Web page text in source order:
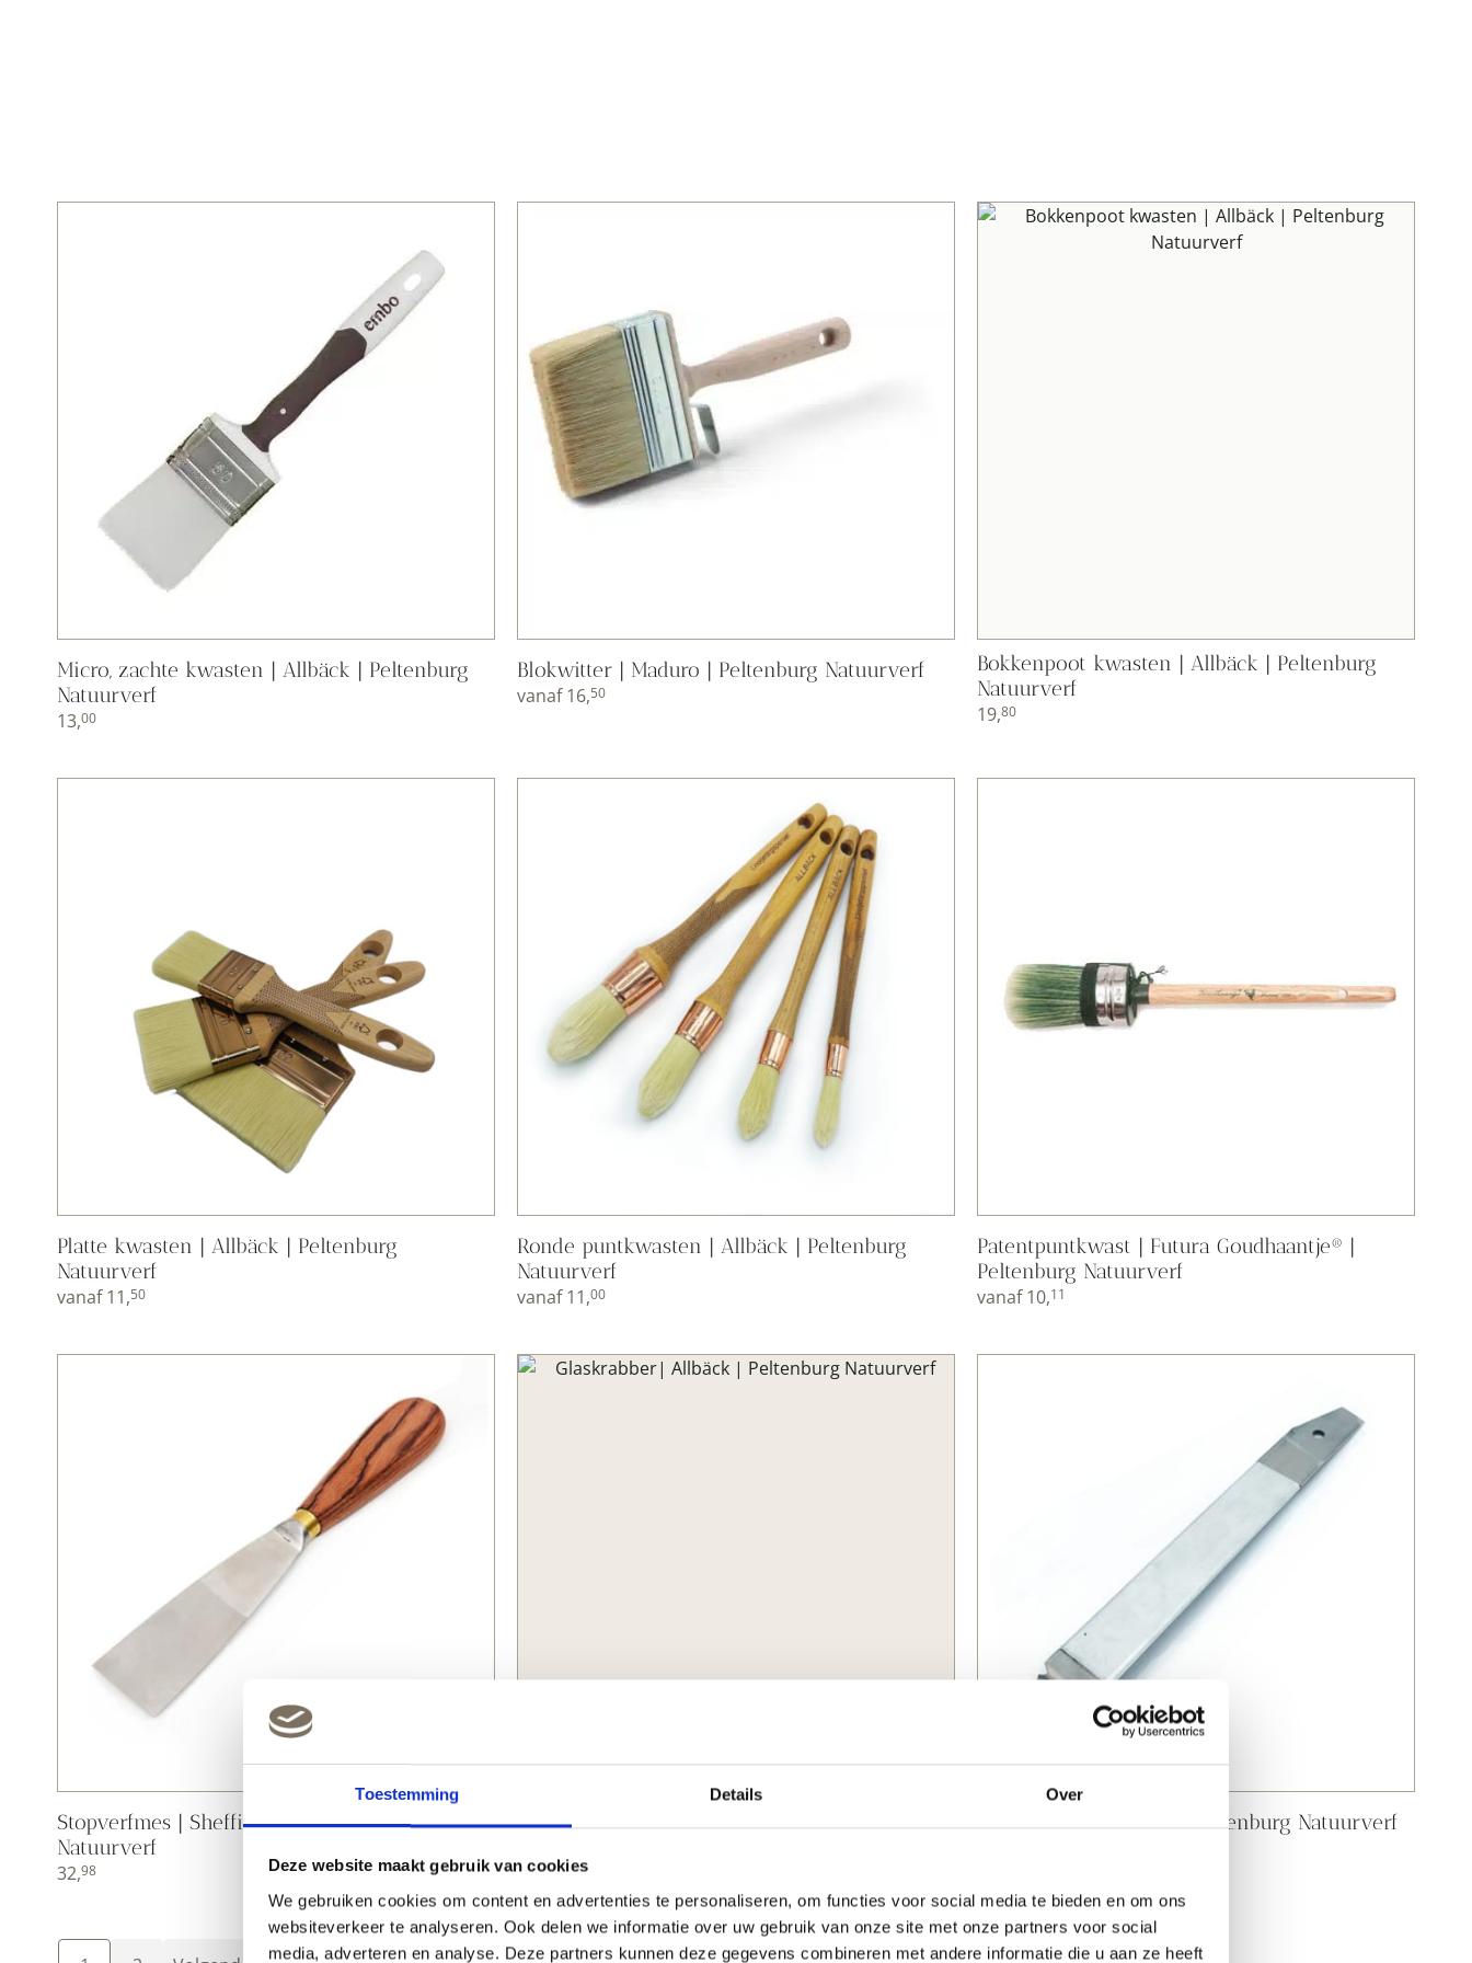
Toestemming Details Over
Deze website maakt gebruik van cookies
We gebruiken cookies om content en advertenties te personaliseren, om functies voor social media te bieden en om ons
websiteverkeer te analyseren. Ook delen we informatie over uw gebruik van onze site met onze partners voor social
media, adverteren en analyse. Deze partners kunnen deze gegevens combineren met andere informatie die u aan ze heeft
Micro, zachte kwasten | Allbäck | Peltenburg
Natuurverf
13,00
Blokwitter | Maduro | Peltenburg Natuurverf
vanaf16,50
Bokkenpoot kwasten | Allbäck | Peltenburg
Natuurverf
19,80
Platte kwasten | Allbäck | Peltenburg
Natuurverf
vanaf11,50
Ronde puntkwasten | Allbäck | Peltenburg
Natuurverf
vanaf11,00
Patentpuntkwast | Futura Goudhaantje® |
Peltenburg Natuurverf
vanaf10,11
Stopverfmes | Sheffild | Allbäck | Peltenburg
Natuurverf
32,98
Verfkrabber | Allbäck | Peltenburg Natuurverf